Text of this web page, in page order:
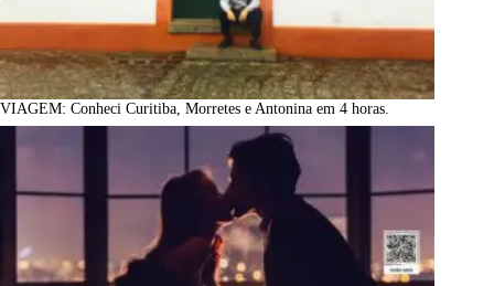
VIAGEM: Conheci Curitiba, Morretes e Antonina em 4 horas.